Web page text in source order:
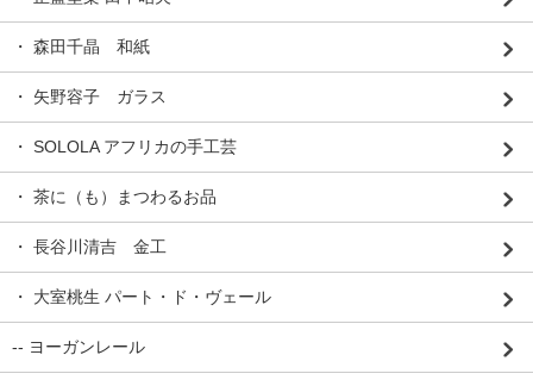
・ 森田千晶 和紙
・ 矢野容子 ガラス
・ SOLOLA アフリカの手工芸
・ 茶に（も）まつわるお品
・ 長谷川清吉 金工
・ 大室桃生 パート・ド・ヴェール
-- ヨーガンレール